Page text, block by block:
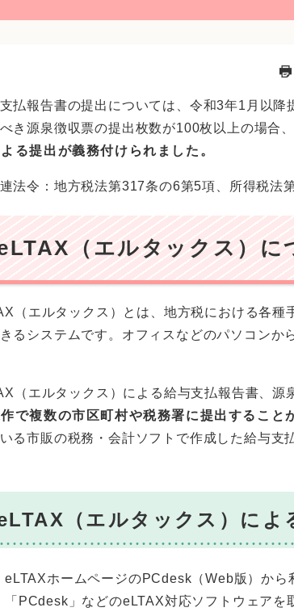
払報告書の提出については、令和3年1月以
き源泉徴収票の提出枚数が100枚以上の場合、
る提出が義務付けられました。
連法令：地方税法第317条の6第5項、所得税法
（エルタックス）に
（エルタックス）とは、地方税における各種
るシステムです。オフィスなどのパソコンか
（エルタックス）による給与支払報告書、源
で複数の市区町村や税務署に提出すること
る市販の税務・会計ソフトで作成した給与
（エルタックス）によ
eLTAXホームページのPCdesk（Web版）から
「PCdesk」などのeLTAX対応ソフトウェア